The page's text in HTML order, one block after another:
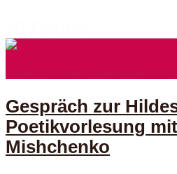
Gespräch zur
Poetikvorlesung
Mishchenko